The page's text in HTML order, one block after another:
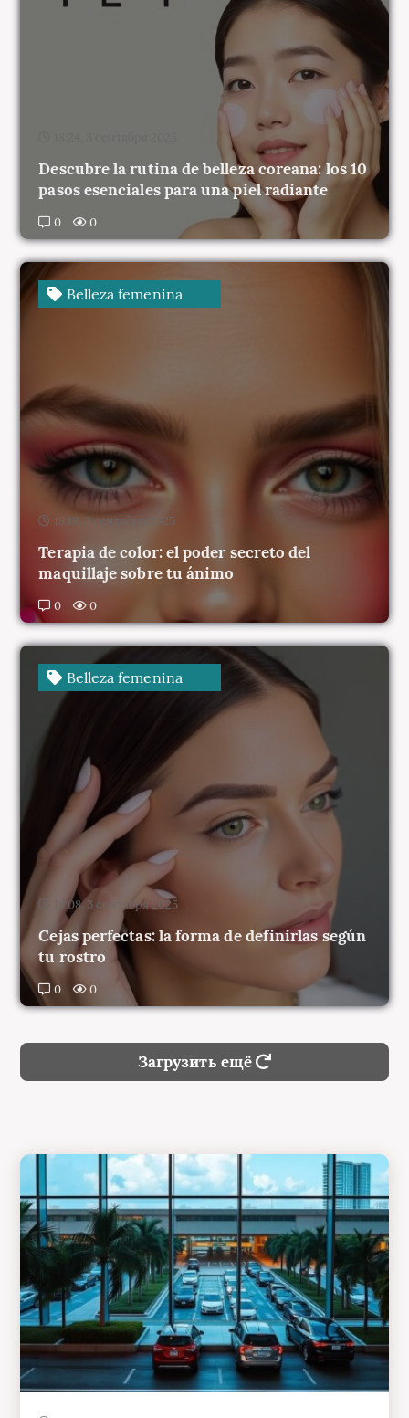
Descubre la rutina de belleza coreana: los 10
pasos esenciales para una piel radiante
0 0
Belleza femenina
18:18, 3 сентября 2025
Terapia de color: el poder secreto del
maquillaje sobre tu ánimo
0 0
Belleza femenina
18:08, 3 сентября 2025
Cejas perfectas: la forma de definirlas según
tu rostro
0 0
14:32, 27 июля 2026